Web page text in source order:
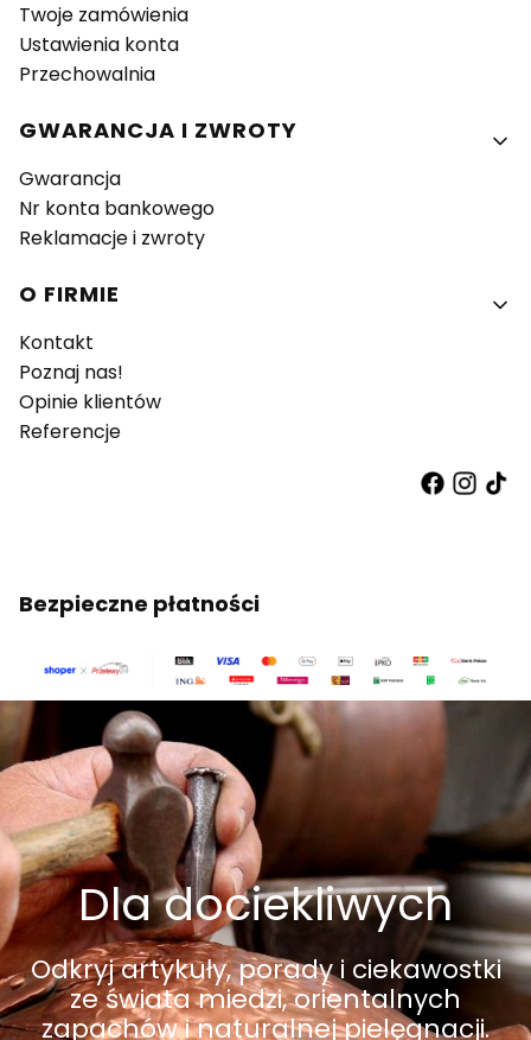
Twoje zamówienia
Ustawienia konta
Przechowalnia
GWARANCJA I ZWROTY
Gwarancja
Nr konta bankowego
Reklamacje i zwroty
O FIRMIE
Kontakt
Poznaj nas!
Opinie klientów
Referencje
Bezpieczne płatności
Dla dociekliwych
Odkryj artykuły, porady i ciekawostki
ze świata miedzi, orientalnych
zapachów i naturalnej pielęgnacji.